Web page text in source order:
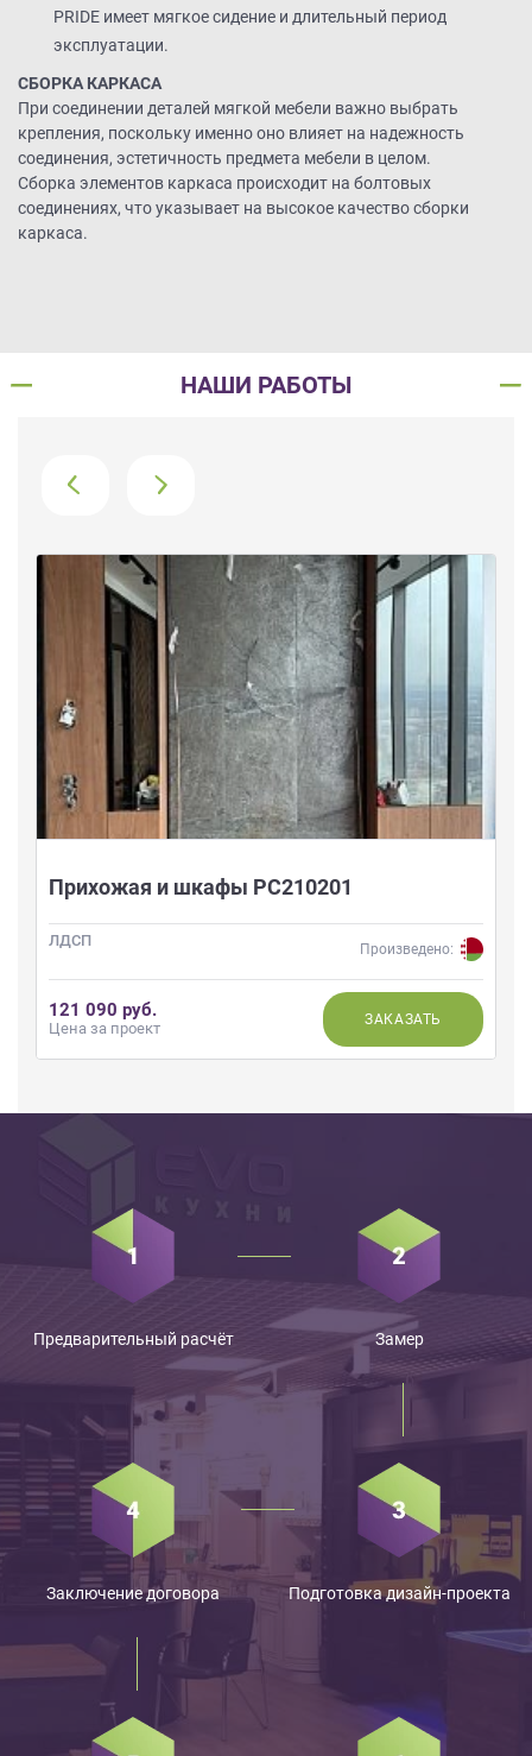
PRIDE имеет мягкое сидение и длительный период
эксплуатации.
СБОРКА КАРКАСА
При соединении деталей мягкой мебели важно выбрать
крепления, поскольку именно оно влияет на надежность
соединения, эстетичность предмета мебели в целом.
Сборка элементов каркаса происходит на болтовых
соединениях, что указывает на высокое качество сборки
каркаса.
НАШИ РАБОТЫ
Прихожая и шкафы РС210201
ЛДСП Произведено:
121 090 руб.
Цена за проект ЗАКАЗАТЬ
Предварительный расчёт Замер
Подготовка дизайн-проекта
Заключение договора